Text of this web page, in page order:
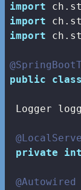
import
import
import
public
class
Logger
private
int
@Autowired